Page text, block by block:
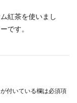
紅茶を使いまし
です。
が付いている欄は必須項